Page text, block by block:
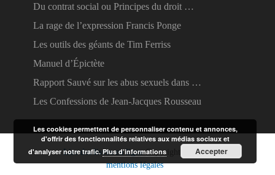
Du contrat social ou Principes du droit …
La rage de l’expression Francis Ponge
Les outils des géants de Tim Ferriss
Manuel d’Épictète
Rapport Sauvé sur les abus sexuels dans …
Les Confessions de Jean-Jacques Rousseau
Lire des livres en ligneCopyright © 2026.
mentions légales
Les cookies permettent de personnaliser contenu et annonces,
d'offrir des fonctionnalités relatives aux médias sociaux et
d'analyser notre trafic.Plus d’informations Accepter